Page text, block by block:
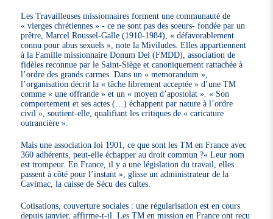
Les Travailleuses missionnaires forment une communauté de
« vierges chrétiennes » - ce ne sont pas des soeurs- fondée par un
prêtre, Marcel Roussel-Galle (1910-1984), « défavorablement
connu pour abus sexuels », note la Miviludes. Elles appartiennent
à la Famille missionnaire Donum Dei (FMDD), association de
fidèles reconnue par le Saint-Siège et canoniquement rattachée à
l’ordre des grands carmes. Dans un « memorandum »,
l’organisation décrit la « tâche librement acceptée » d’une TM
comme « une offrande » et un « moyen d’apostolat ». « Son
comportement et ses actes (…) échappent par nature à l’ordre
civil », soutient-elle, qualifiant les critiques de « caricature
outrancière ».
Mais une association loi 1901, ce que sont les TM en France avec
360 adhérents, peut-elle échapper au droit commun ?« Leur nom
est trompeur. En France, il y a une législation du travail, elles
passent à côté pour l’instant », glisse un administrateur de la
Cavimac, la caisse de Sécu des cultes.
Cotisations, couverture sociales : une régularisation est en cours
depuis janvier, affirme-t-il. Les TM en mission en France ont reçu